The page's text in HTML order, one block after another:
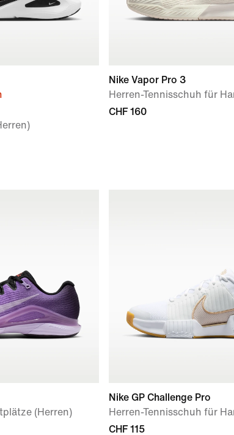
Nike Vapor Pro 3
Herren-Tennisschuh für
CHF 160
(Herren)
Nike GP Challenge Pro
Herren-Tennisschuh für
CHF 115